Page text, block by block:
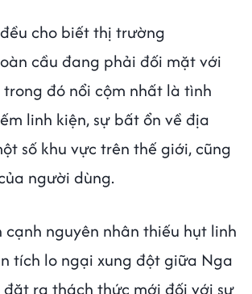
cho biết thị trường
cầu đang phải đối mặt với
trong đó nổi cộm nhất là tình
linh kiện, sự bất ổn về địa
số khu vực trên thế giới, cũng
người dùng.
cạnh nguyên nhân thiếu hụt linh
tích lo ngại xung đột giữa Nga
đặt ra thách thức mới đối với sự